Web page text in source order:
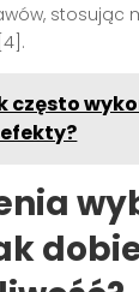
stosując
często